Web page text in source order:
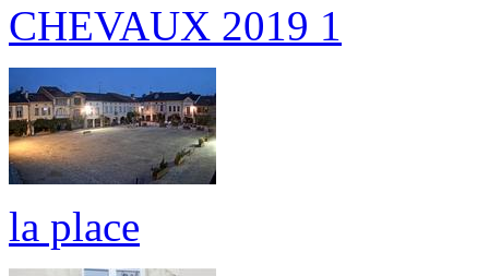
CHEVAUX 2019 1
la place